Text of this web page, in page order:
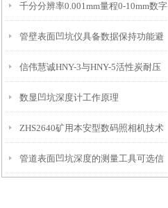
10mm！
特点
千分分辨率0.001mm量程0-10mm数字
埋头度仪技术参数！
管壁表面凹坑仪具备数据保持功能避
免测试过程中测针移动导致数据变动
信伟慧诚HNY-3与HNY-5活性炭耐压
强度测定仪技术参数！
数显凹坑深度计工作原理
ZHS2640矿用本安型数码照相机技术
参数！
管道表面凹坑深度的测量工具可选信